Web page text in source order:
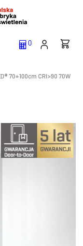
0
70+100cm CRI>90 70W